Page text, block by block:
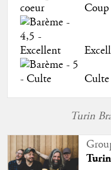
Culte
Turin